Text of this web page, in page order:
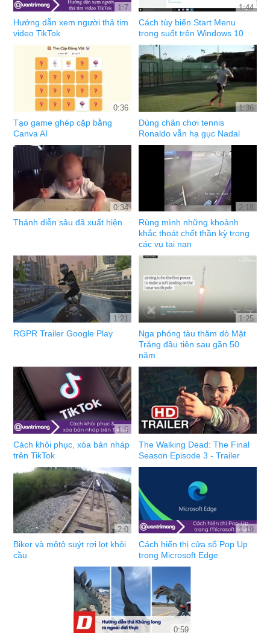
1:7
Hướng dẫn xem người thả tim
video TikTok
1:44
Cách tùy biến Start Menu
trong suốt trên Windows 10
0:36
Tạo game ghép cặp bằng
Canva AI
1:36
Dùng chân chơi tennis
Ronaldo vẫn hạ gục Nadal
0:34
Thánh diễn sâu đã xuất hiện
2:18
Rùng mình những khoảnh
khắc thoát chết thần kỳ trong
các vụ tai nạn
1:21
RGPR Trailer Google Play
1:25
Nga phóng tàu thăm dò Mặt
Trăng đầu tiên sau gần 50
năm
1:5
Cách khôi phục, xóa bản nháp
trên TikTok
The Walking Dead: The Final
Season Episode 3 - Trailer
2:0
Biker và môtô suýt rơi lọt khỏi
cầu
1:19
Cách hiển thị cửa sổ Pop Up
trong Microsoft Edge
0:59